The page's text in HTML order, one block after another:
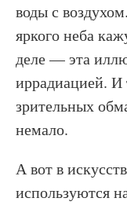
воды с
яркого неба
деле — эта
иррадиацией. И
зрительных
немало.
А вот в
используются